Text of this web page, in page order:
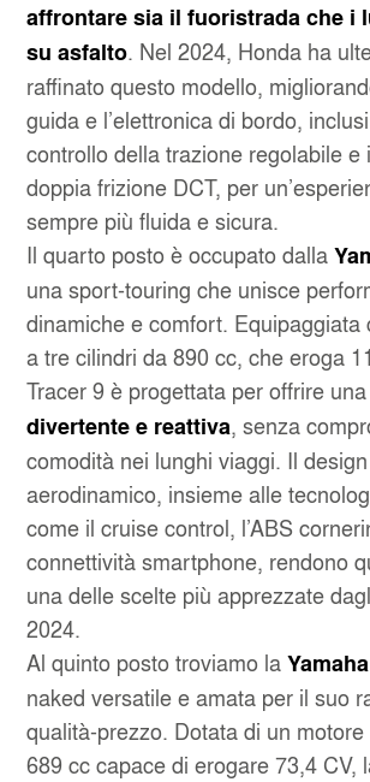
affrontare sia il fuoristrada che i
su asfalto. Nel 2024, Honda ha
raffinato questo modello,
guida e l’elettronica di bordo,
controllo della trazione regolabile e
doppia frizione DCT, per
sempre più fluida e sicura.
Il quarto posto è occupato dalla
una sport-touring che unisce
dinamiche e comfort. Equipaggiata
a tre cilindri da 890 cc, che eroga
Tracer 9 è progettata per offrire
divertente e reattiva, senza
comodità nei lunghi viaggi. Il
aerodinamico, insieme alle
come il cruise control, l’ABS
connettività smartphone, rendono
una delle scelte più apprezzate
2024.
Al quinto posto troviamo la
naked versatile e amata per il suo
qualità-prezzo. Dotata di un
689 cc capace di erogare 73,4 CV,